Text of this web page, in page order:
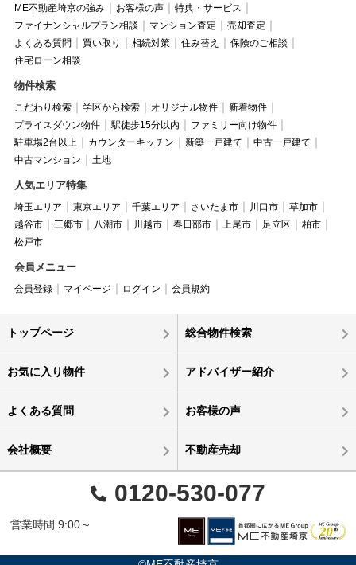
ME不動産埼京の強み
お客様の声
特典・サービス
ファイナンシャルプラン相談
マンション査定
売却査定
よくある質問
買い取り 相続対策 住み替え
保険のご相談
住宅ローン相談
物件検索
こだわり検索 学区から検索 オリジナル物件
新着物件
プライスダウン物件
駅徒歩15分以内
ファミリー向け物件
駐車場2台以上
カウンターキッチン 新築一戸建て
中古一戸建て
中古マンション
土地
人気エリア特集
埼玉エリア 東京エリア 千葉エリア さいたま市 川口市
草加市
越谷市
三郷市 八潮市 川越市 春日部市 上尾市 足立区
柏市
松戸市
会員メニュー
会員登録 マイページ ログイン 会員規約
トップページ 総合物件検索
お気に入り物件 アドバイザー紹介
よくある質問 お客様の声
会社概要 不動産売却
0120-530-077
営業時間 9:00～